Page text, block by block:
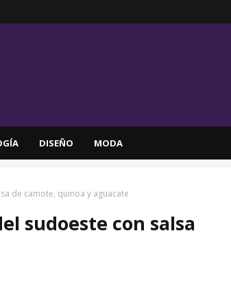
DISEÑO MODA
de camote, quinoa y aguacate
sudoeste con salsa